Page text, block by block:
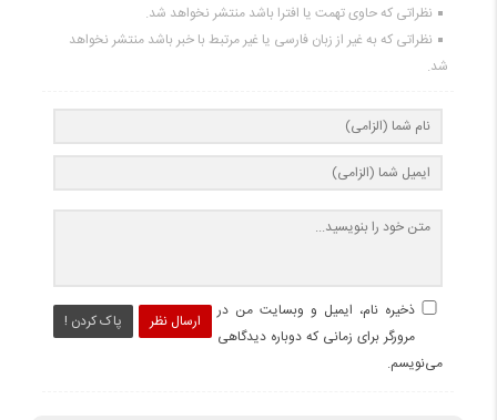
نظراتی که حاوی تهمت یا افترا باشد منتشر نخواهد شد.
نظراتی که به غیر از زبان فارسی یا غیر مرتبط با خبر باشد منتشر نخواهد
شد.
ارسال نظر پاک کردن !
ذخیره نام، ایمیل و وبسایت من در
مرورگر برای زمانی که دوباره دیدگاهی
می‌نویسم.